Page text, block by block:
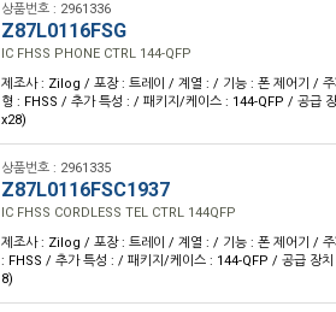
상품번호 : 2961336
Z87L0116FSG
IC FHSS PHONE CTRL 144-QFP
제조사 : Zilog / 포장 : 트레이 / 계열 : / 기능 : 폰 제어기 /
형 : FHSS / 추가 특성 : / 패키지/케이스 : 144-QFP / 공급
x28)
상품번호 : 2961335
Z87L0116FSC1937
IC FHSS CORDLESS TEL CTRL 144QFP
제조사 : Zilog / 포장 : 트레이 / 계열 : / 기능 : 폰 제어기 /
: FHSS / 추가 특성 : / 패키지/케이스 : 144-QFP / 공급 장
8)